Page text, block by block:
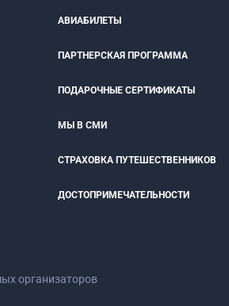
АВИАБИЛЕТЫ
ПАРТНЕРСКАЯ ПРОГРАММА
ПОДАРОЧНЫЕ СЕРТИФИКАТЫ
МЫ В СМИ
СТРАХОВКА ПУТЕШЕСТВЕННИКОВ
ДОСТОПРИМЕЧАТЕЛЬНОСТИ
организаторов